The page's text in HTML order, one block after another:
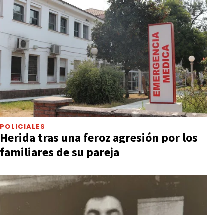
POLICIALES
Herida tras una feroz agresión por los
familiares de su pareja